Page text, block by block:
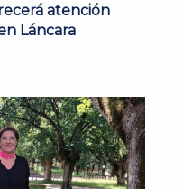
atención
Láncara